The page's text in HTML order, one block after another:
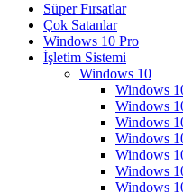
Süper Fırsatlar
Çok Satanlar
Windows 10 Pro
İşletim Sistemi
Windows 10
Windows
Windows
Windows
Windows
Windows
Windows
Windows